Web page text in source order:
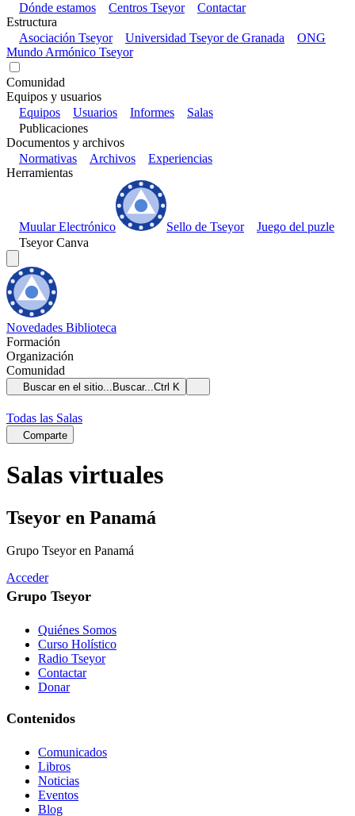
Dónde estamos
Centros Tseyor
Contactar
Estructura
Asociación Tseyor
Universidad Tseyor de Granada
ONG
Mundo Armónico Tseyor
Comunidad
Equipos y usuarios
Equipos
Usuarios Informes
Salas
Publicaciones
Documentos y archivos
Normativas
Archivos
Experiencias
Herramientas
Muular Electrónico Sello de Tseyor
Juego del puzle
Tseyor Canva
Novedades Biblioteca
Formación
Organización
Comunidad
Buscar en el sitio... Buscar...Ctrl K
Todas las Salas
Comparte
Salas virtuales
Tseyor en Panamá
Grupo Tseyor en Panamá
Acceder
Grupo Tseyor
Quiénes Somos
Curso Holístico
Radio Tseyor
Contactar
Donar
Contenidos
Comunicados
Libros
Noticias
Eventos
Blog